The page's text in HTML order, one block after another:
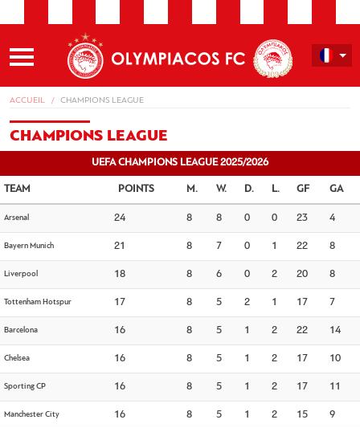
ACCUEIL CHAMPIONS LEAGUE
CHAMPIONS LEAGUE
UEFA CHAMPIONS LEAGUE 2025/2026
TEAM POINTS M. W. D. L. GF GA
Arsenal 24 8 8 0 0 23 4
Bayern Munich 21 8 7 0 1 22 8
Liverpool 18 8 6 0 2 20 8
Tottenham Hotspur 17 8 5 2 1 17 7
Barcelona 16 8 5 1 2 22 14
Chelsea 16 8 5 1 2 17 10
Sporting CP 16 8 5 1 2 17 11
Manchester City 16 8 5 1 2 15 9